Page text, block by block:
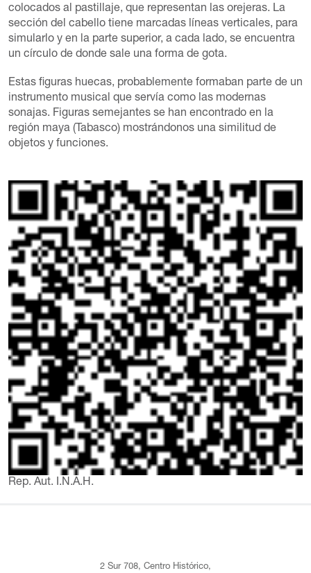
colocados al pastillaje, que representan las orejeras. La
sección del cabello tiene marcadas líneas verticales, para
simularlo y en la parte superior, a cada lado, se encuentra
un círculo de donde sale una forma de gota.
Estas figuras huecas, probablemente formaban parte de un
instrumento musical que servía como las modernas
sonajas. Figuras semejantes se han encontrado en la
región maya (Tabasco) mostrándonos una similitud de
objetos y funciones.
Rep. Aut. I.N.A.H.
2 Sur 708, Centro Histórico,